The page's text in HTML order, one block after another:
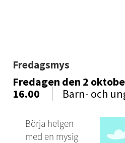
Fredagsmys
Fredagen den 2
16.00
Barn- och
Börja helgen
med en mysig